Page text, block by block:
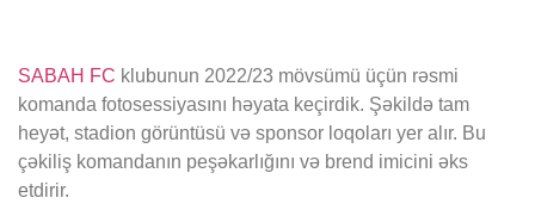
SABAH FC klubunun 2022/23 mövsümü üçün rəsmi
komanda fotosessiyasını həyata keçirdik. Şəkildə tam
heyət, stadion görüntüsü və sponsor loqoları yer alır. Bu
çəkiliş komandanın peşəkarlığını və brend imicini əks
etdirir.